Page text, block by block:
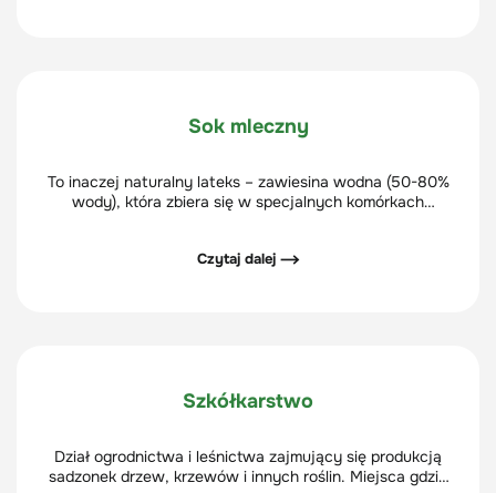
Sok mleczny
To inaczej naturalny lateks – zawiesina wodna (50-80%
wody), która zbiera się w specjalnych komórkach
Czytaj dalej ⟶
Szkółkarstwo
Dział ogrodnictwa i leśnictwa zajmujący się produkcją
sadzonek drzew, krzewów i innych roślin. Miejsca gdzie